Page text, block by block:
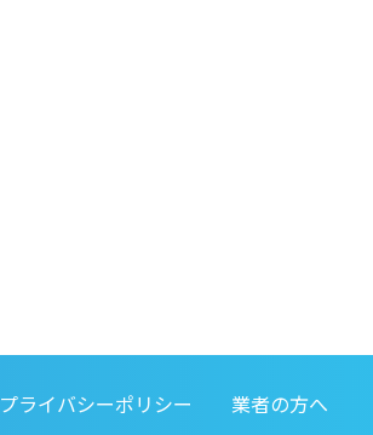
プライバシーポリシー 業者の方へ